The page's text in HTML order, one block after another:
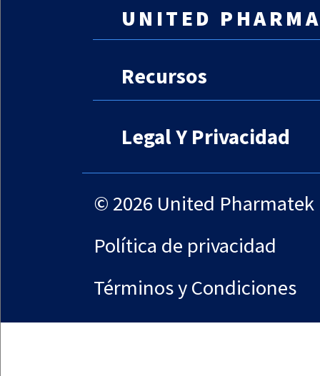
UNITED
Lista De Clientes
Recursos
BASF&Colorcon
Legal Y Privacidad
Limitación De
Garantías Del Sitio
© Copyright
Política de privacidad
Términos y Condiciones